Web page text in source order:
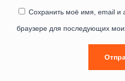
Сохранить моё имя, email и
браузере для последующих